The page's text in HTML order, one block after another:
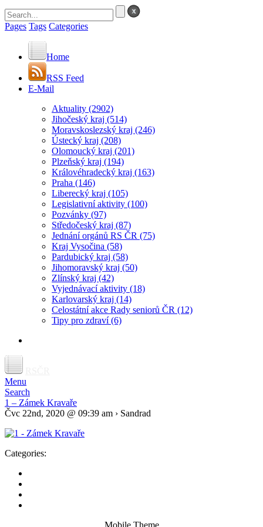
Pages Tags Categories
Home
RSS Feed
E-Mail
Aktuality (2902)
Jihočeský kraj (514)
Moravskoslezský kraj (246)
Ústecký kraj (208)
Olomoucký kraj (201)
Plzeňský kraj (194)
Královéhradecký kraj (163)
Praha (146)
Liberecký kraj (105)
Legislativní aktivity (100)
Pozvánky (97)
Středočeský kraj (87)
Jednání orgánů RS ČR (75)
Kraj Vysočina (58)
Pardubický kraj (58)
Jihomoravský kraj (50)
Zlínský kraj (42)
Vyjednávací aktivity (18)
Karlovarský kraj (14)
Celostátní akce Rady seniorů ČR (12)
Tipy pro zdraví(6)
Menu
Search
1 – Zámek Kravaře
Čvc 22nd, 2020 @ 09:39 am › Sandrad
Categories:
Mobile Theme